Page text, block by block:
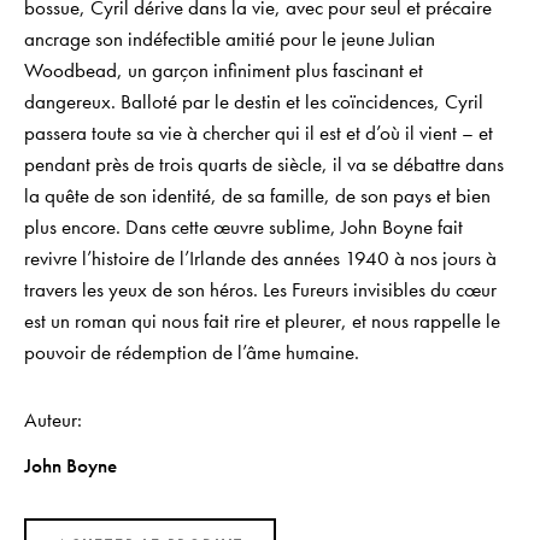
bossue, Cyril dérive dans la vie, avec pour seul et précaire
ancrage son indéfectible amitié pour le jeune Julian
Woodbead, un garçon infiniment plus fascinant et
dangereux. Balloté par le destin et les coïncidences, Cyril
passera toute sa vie à chercher qui il est et d’où il vient – et
pendant près de trois quarts de siècle, il va se débattre dans
la quête de son identité, de sa famille, de son pays et bien
plus encore. Dans cette œuvre sublime, John Boyne fait
revivre l’histoire de l’Irlande des années 1940 à nos jours à
travers les yeux de son héros. Les Fureurs invisibles du cœur
est un roman qui nous fait rire et pleurer, et nous rappelle le
pouvoir de rédemption de l’âme humaine.
Auteur
John Boyne